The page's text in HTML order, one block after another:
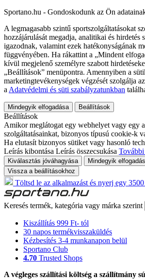
Sportano.hu - Gondoskodunk az Ön
A legmagasabb szintű sportszolgáltatásokat
hozzájárulását megadja, analitikai és
igazodnak, valamint ezek hatékonyságának
függvényében. Ha rákattint a „Mindent
kívül megjelenő személyre szabott
„Beállítások” menüpontra. Amennyiben a
marketingtevékenységek végzését szolgálja
a Adatvédelmi és süti szabályzatunkban
Mindegyik elfogadása Beállítások
Beállítások
Amikor meglátogat egy webhelyet vagy egy
szolgáltatásainkat, bizonyos típusú cookie-k
Ha elutasít bizonyos sütiket vagy hasonló
Leírás kibontása Leírás összecsukása
Kiválasztás jóváhagyása
Mindegyik
Vissza a beállításokhoz
Töltsd le az alkalmazást és nyerj egy
Keresés termék, kategória vagy márka szerint
Kiszállítás 999 Ft- tól
30 napos termékvisszaküldés
Kézbesítés 3-4 munkanapon belül
Sportano Club
4.70 Trusted Shops
A végleges szállítási költség a szállítmány